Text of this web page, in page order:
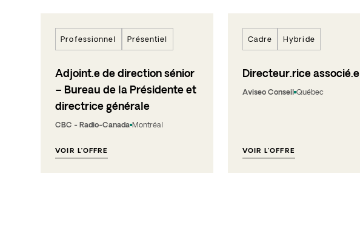
Professionnel Présentiel
Adjoint.e de direction sénior
– Bureau de la Présidente et
directrice générale
CBC - Radio-Canada Montréal
VOIR L’OFFRE
Cadre Hybride
Directeur.rice associé.e
Aviseo Conseil Québec
VOIR L’OFFRE